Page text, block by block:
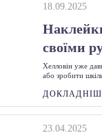
18.09.2025
своїми
Хелловін уже
або зробити
23.04.2025